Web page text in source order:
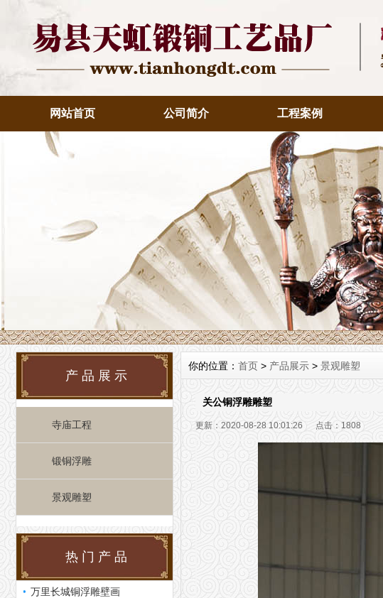
网站首页 公司简介 工程案例
产品展示
寺庙工程
锻铜浮雕
景观雕塑
热门产品
万里长城铜浮雕壁画
你的位置： 首页 > 产品展示 > 景观雕塑
关公铜浮雕雕塑
更新：2020-08-28 10:01:26 点击： 1808